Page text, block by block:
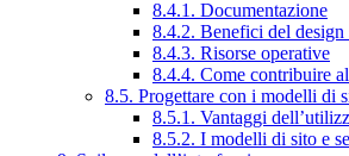
8.4.1. Documentazione
8.4.2. Benefici del design
8.4.3. Risorse operative
8.4.4. Come contribuire
8.5. Progettare con i modelli di
8.5.1. Vantaggi
8.5.2. I modelli di sito e